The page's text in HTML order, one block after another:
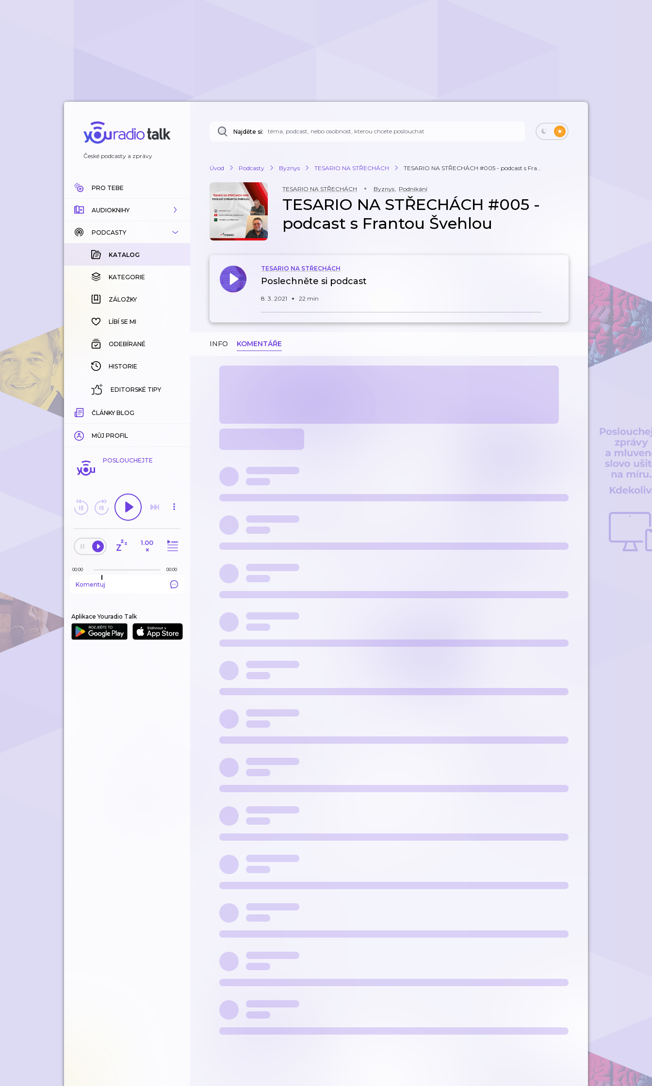
České podcasty a zprávy
PRO TEBE
AUDIOKNIHY
KATALOG
KOUPENÉ
KATEGORIE
ZÁLOŽKY
HISTORIE
PODCASTY
KATALOG
KATEGORIE
ZÁLOŽKY
LÍBÍ SE MI
ODEBÍRANÉ
HISTORIE
EDITORSKÉ TIPY
ČLÁNKY BLOG
MŮJ PROFIL
POSLOUCHEJTE
1.00
×
00:00 00:00
Komentuj
Aplikace Youradio Talk
Najděte si:
Úvod Podcasty Byznys TESARIO NA STŘECHÁCH TESARIO NA STŘECHÁCH #005​ - podcast s Fra...
TESARIO NA STŘECHÁCH Byznys, Podnikání
TESARIO NA STŘECHÁCH #005​ -
podcast s Frantou Švehlou
TESARIO NA STŘECHÁCH
Poslechněte si podcast
8. 3. 2021 22 min
INFO KOMENTÁŘE